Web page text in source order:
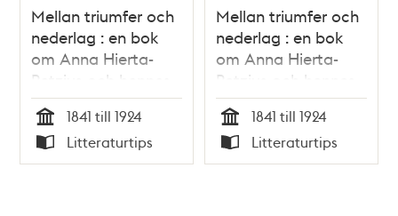
Mellan triumfer och
nederlag : en bok
om Anna Hierta-
Retzius och hennes
tid. Volym 2. "A
charming bitch of a
wife" / Gerda
Helena Lindskog
Tid
1841 till 1924
Typ
Litteraturtips
Mellan triumfer och
nederlag : en bok
om Anna Hierta-
Retzius och hennes
tid. Volym 1. Lars
Johan Hiertas
dotter Anna /
Gerda Helena
Tid
1841 till 1924
Typ
Litteraturtips